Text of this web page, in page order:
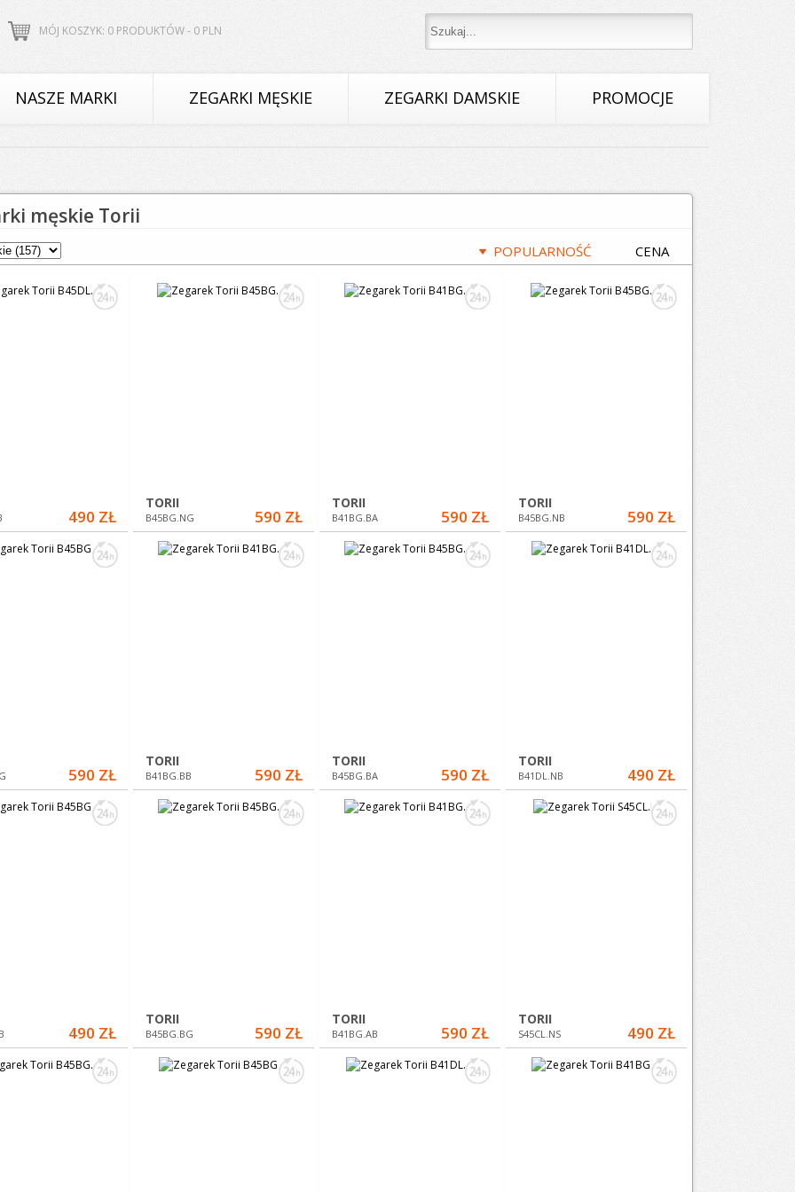
MÓJ KOSZYK: 0 PRODUKTÓW - 0 PLN
NASZE MARKI ZEGARKI MĘSKIE ZEGARKI DAMSKIE PROMOCJE
męskie Torii
POPULARNOŚĆ CENA
490 ZŁ
TORII
590 ZŁ
B45BG.NG
TORII
590 ZŁ
B41BG.BA
TORII
590 ZŁ
B45BG.NB
590 ZŁ
TORII
590 ZŁ
B41BG.BB
TORII
590 ZŁ
B45BG.BA
TORII
490 ZŁ
B41DL.NB
490 ZŁ
TORII
590 ZŁ
B45BG.BG
TORII
590 ZŁ
B41BG.AB
TORII
490 ZŁ
S45CL.NS